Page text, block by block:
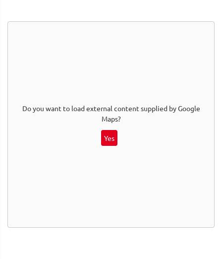
Do you want to load external content supplied byGoogle
Maps?
Yes